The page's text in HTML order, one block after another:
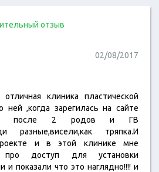
отзыв
02/08/2017
клиника пластической
ней ,когда зарегилась на сайте
после 2 родов и ГВ
разные,висели,как тряпка.И
и в этой клинике мне
про доступ для установки
и показали что это наглядно!!!! и